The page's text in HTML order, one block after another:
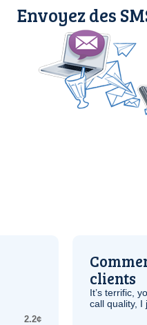
Envoyez des
2.2¢
clients
It’s terrific,
call quality, I